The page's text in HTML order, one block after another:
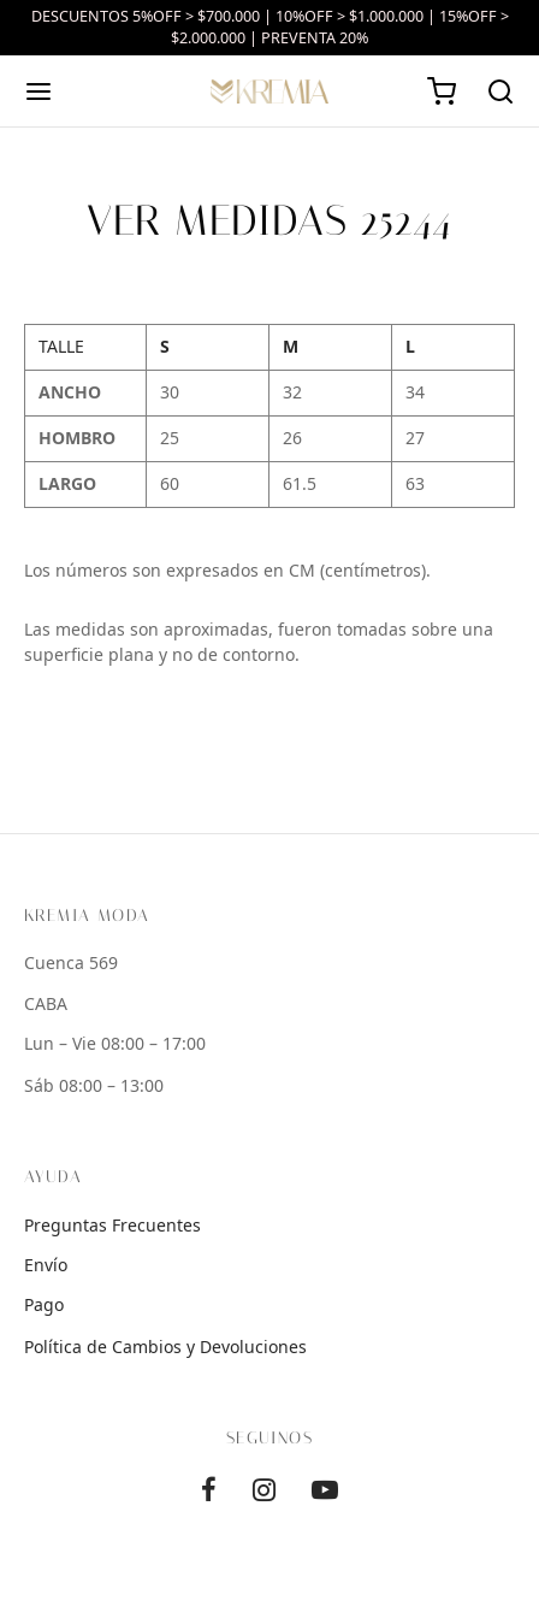
DESCUENTOS 5%OFF > $700.000 | 10%OFF > $1.000.000 | 15%OFF >
$2.000.000 | PREVENTA 20%
VER MEDIDAS 25244
TALLE S M
L
ANCHO
30 32
34
HOMBRO
25 26
27
LARGO
60 61.5 63
Los números son expresados en CM (centímetros).
Las medidas son aproximadas, fueron tomadas sobre una
superficie plana y no de contorno.
KREMIA MODA
Cuenca 569
CABA
Lun – Vie 08:00 – 17:00
Sáb 08:00 – 13:00
AYUDA
Preguntas Frecuentes
Envío
Pago
Política de Cambios y Devoluciones
SEGUINOS